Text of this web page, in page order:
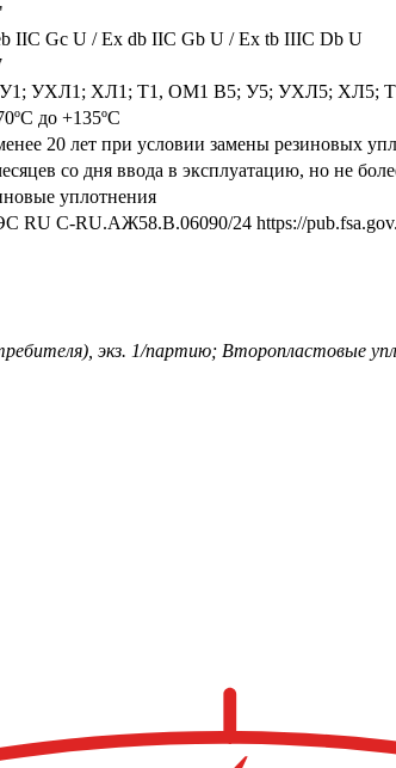
IIC Gc U / Ex db IIC Gb U / Ex tb IIIC Db U
УХЛ1; ХЛ1; Т1, ОМ1 В5; У5; УХЛ5; ХЛ5;
до +135ºС
20 лет при условии замены резиновых
со дня ввода в эксплуатацию, но не
уплотнения
RU С-RU.АЖ58.В.06090/24 https://
экз. 1/партию; Второпластовые